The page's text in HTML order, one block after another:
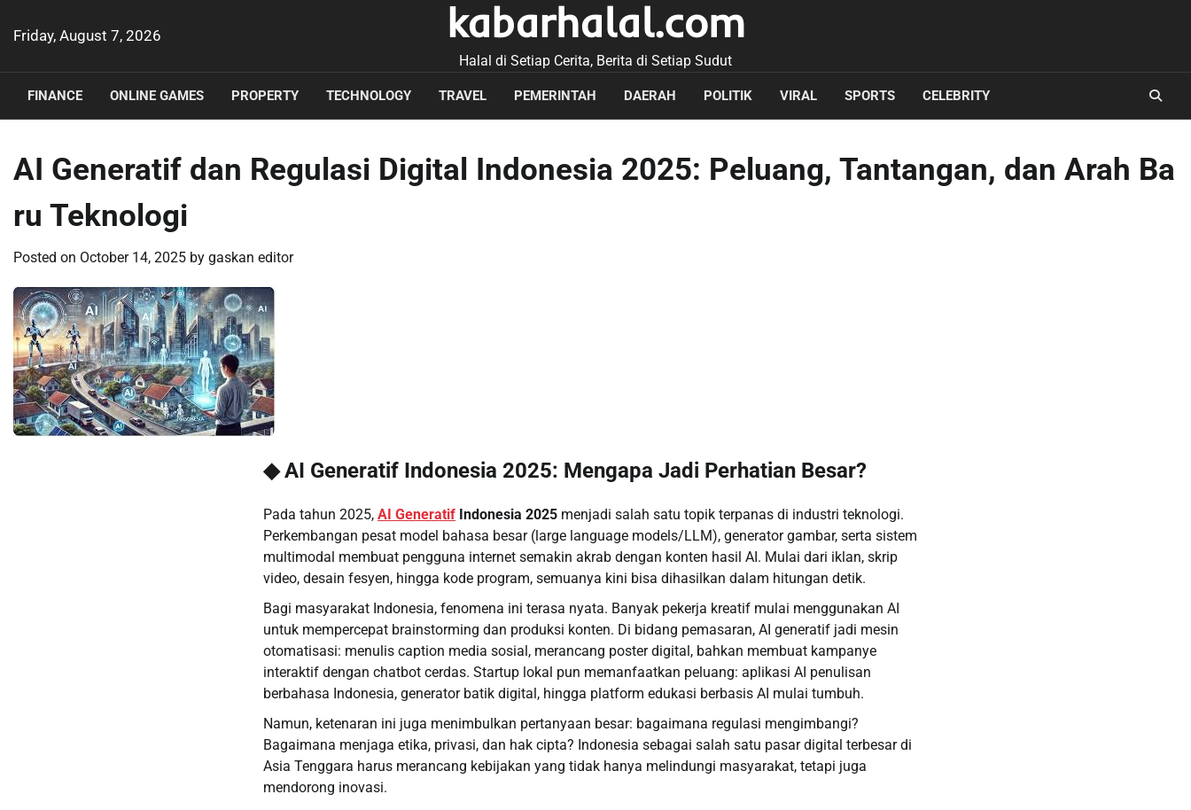
Friday, August 7, 2026 kabarhalal.com
Halal di Setiap Cerita, Berita di Setiap Sudut
FINANCE ONLINE GAMES PROPERTY TECHNOLOGY TRAVEL PEMERINTAH DAERAH POLITIK VIRAL SPORTS CELEBRITY
AI Generatif dan Regulasi Digital Indonesia 2025: Peluang, Tantangan, dan Arah Ba
ru Teknologi
Posted on October 14, 2025 by gaskan editor
◆ AI Generatif Indonesia 2025: Mengapa Jadi Perhatian Besar?
Pada tahun 2025, AI Generatif Indonesia 2025 menjadi salah satu topik terpanas di industri teknologi.
Perkembangan pesat model bahasa besar (large language models/LLM), generator gambar, serta sistem
multimodal membuat pengguna internet semakin akrab dengan konten hasil AI. Mulai dari iklan, skrip
video, desain fesyen, hingga kode program, semuanya kini bisa dihasilkan dalam hitungan detik.
Bagi masyarakat Indonesia, fenomena ini terasa nyata. Banyak pekerja kreatif mulai menggunakan AI
untuk mempercepat brainstorming dan produksi konten. Di bidang pemasaran, AI generatif jadi mesin
otomatisasi: menulis caption media sosial, merancang poster digital, bahkan membuat kampanye
interaktif dengan chatbot cerdas. Startup lokal pun memanfaatkan peluang: aplikasi AI penulisan
berbahasa Indonesia, generator batik digital, hingga platform edukasi berbasis AI mulai tumbuh.
Namun, ketenaran ini juga menimbulkan pertanyaan besar: bagaimana regulasi mengimbangi?
Bagaimana menjaga etika, privasi, dan hak cipta? Indonesia sebagai salah satu pasar digital terbesar di
Asia Tenggara harus merancang kebijakan yang tidak hanya melindungi masyarakat, tetapi juga
mendorong inovasi.